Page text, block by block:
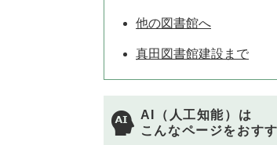
他の図書館へ
真田図書館建設まで
AI（人工知能）は
こんなページをおす